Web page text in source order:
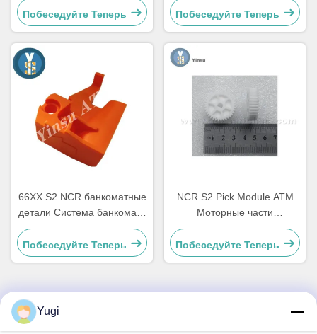
Ремонт
Побеседуйте Теперь
4450544331
Побеседуйте Теперь
66XX S2 NCR банкоматные
детали Система банкомата
аппаратное оборудование
Пластик C Сдвижное замок
4450759179
Побеседуйте Теперь
NCR S2 Pick Module ATM
Моторные части
4450756286 OEM
Побеседуйте Теперь
Быстрый контакт
Yugi